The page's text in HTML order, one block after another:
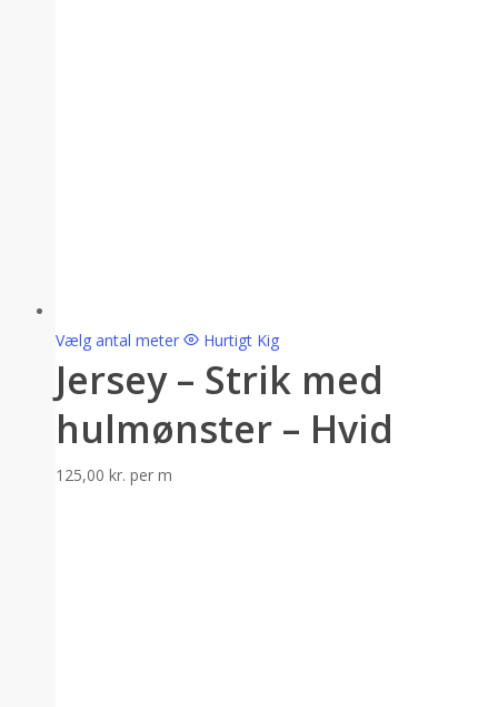
Vælg antal meter Hurtigt Kig
Jersey – Strik med
hulmønster – Hvid
125,00 kr. per m